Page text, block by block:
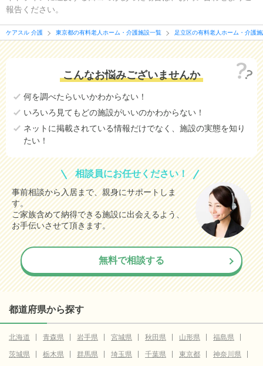
報告ください。
ケアスル 介護 東京都の有料老人ホーム・介護施設一覧 足立区の有料老人ホーム・介護
こんなお悩みございませんか
何を調べたらいいかわからない！
いろいろ見てもどの施設がいいのかわからない！
ネットに掲載されている情報だけでなく、施設の実態を知り
たい！
相談員にお任せください！
事前相談から入居まで、親身にサポートしま
す。
ご家族含めて納得できる施設に出会えるよう、
お手伝いさせて頂きます。
無料で相談する
都道府県から探す
北海道 青森県 岩手県 宮城県 秋田県 山形県
福島県
茨城県
栃木県 群馬県 埼玉県 千葉県 東京都
神奈川県